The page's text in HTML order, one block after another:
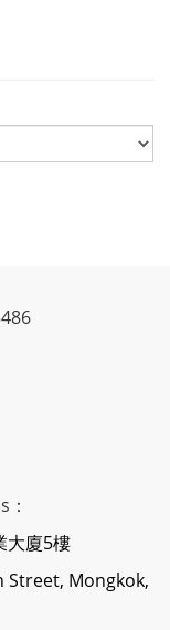
大廈5樓
Street, Mongkok,